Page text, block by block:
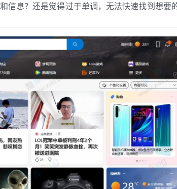
信息？还是觉得过于单调，无法快速找到想要